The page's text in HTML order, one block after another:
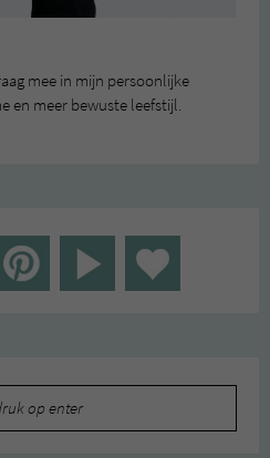
mee in mijn persoonlijke
en meer bewuste leefstijl.